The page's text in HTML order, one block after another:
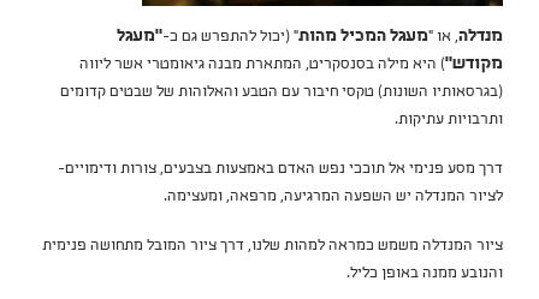
מנדלה, או "מעגל המכיל מהות" (יכול להתפרש גם כ-"מעגל
מקודש") היא מילה בסנסקריט, המתארת מבנה גיאומטרי אשר ליווה
(בגרסאותיו השונות) טקסי חיבור עם הטבע והאלוהות של שבטים קדומים
ותרבויות עתיקות.
דרך מסע פנימי אל תוככי נפש האדם באמצעות בצבעים, צורות ודימויים-
לציור המנדלה יש השפעה המרגיעה, מרפאה, ומעצימה.
ציור המנדלה משמש כמראה למהות שלנו, דרך ציור המובל מתחושה פנימית
והנובע ממנה באופן כליל.